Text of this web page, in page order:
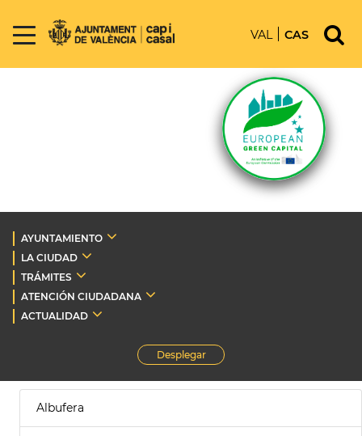
VAL CAS
AYUNTAMIENTO
LA CIUDAD
TRÁMITES
ATENCIÓN CIUDADANA
ACTUALIDAD
Desplegar
Albufera